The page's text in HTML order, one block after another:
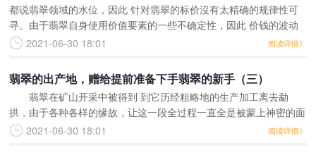
都说翡翠领域的水位，因此 针对翡翠的标价沒有太精确的规律性可
寻。由于翡翠自身使用价值要素的一些不确定性，因此 价钱的波动
還是较为大的，五个人很有可能就会有五种价钱，没有人可以说精
2021-06-30 18:01 阅读详情》
翡翠的出产地，赠给提前准备下手翡翠的新手（三）
翡翠在矿山开采中被得到 到它历经粗略地的生产加工离去勐
拱，由于各种各样的缘故，让这一段全过程一直全是被蒙上神密的面
具。大约其他的晶石也不好像翡翠一样拥有 神密的历史时间，翡翠
2021-06-30 18:01 阅读详情》